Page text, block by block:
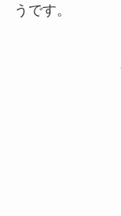
うです。